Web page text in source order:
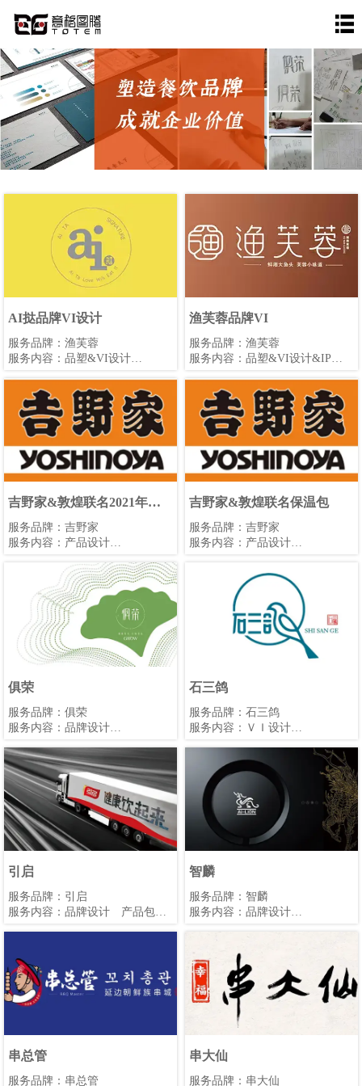
AI挞品牌VI设计
服务品牌：渔芙蓉
服务内容：品塑&VI设计
渔芙蓉品牌VI
服务品牌：渔芙蓉
服务内容：品塑&VI设计&IP设
服务团队：意格图腾品牌部
吉野家&敦煌联名2021年台
历
服务品牌：吉野家
服务内容：产品设计
吉野家&敦煌联名保温包
服务品牌：吉野家
服务内容：产品设计
俱荣
服务品牌：俱荣
服务内容：品牌设计
石三鸽
服务品牌：石三鸽
服务内容：ＶＩ设计
引启
服务品牌：引启
服务内容：品牌设计 产品包装
智麟
​服务品牌：智麟
服务内容：品牌设计
串总管
服务品牌：串总管
串大仙
服务品牌：串大仙